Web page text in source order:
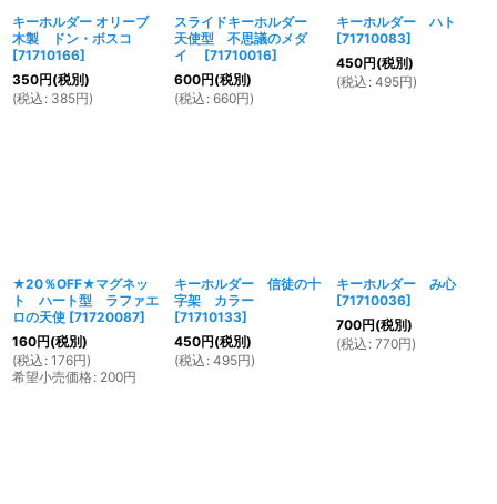
キーホルダー オリーブ
木製 ドン・ボスコ
[71710166]
350円(税別)
(税込 : 385円)
スライドキーホルダー
天使型 不思議のメダ
イ
[71710016]
600円(税別)
(税込 : 660円)
キーホルダー ハト
[71710083]
450円(税別)
(税込 : 495円)
★20％OFF★マグネッ
ト ハート型 ラファエ
ロの天使 [71720087]
160円(税別)
(税込 : 176円)
希望小売価格: 200円
キーホルダー 信徒の十
字架 カラー
[71710133]
450円(税別)
(税込 : 495円)
キーホルダー み心
[71710036]
700円(税別)
(税込 : 770円)